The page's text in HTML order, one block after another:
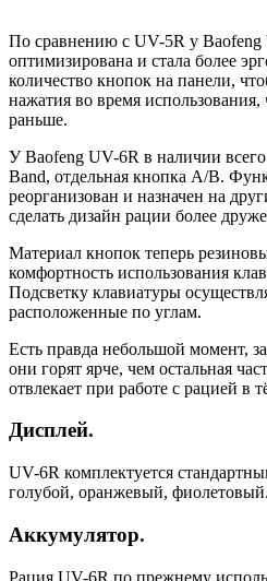
По сравнению с UV-5R у Baofeng
оптимизирована и стала более
количество кнопок на панели,
нажатия во время использования,
раньше.
У Baofeng UV-6R в наличии
Band, отдельная кнопка A/B.
реорганизован и назначен на
сделать дизайн рации более
Материал кнопок теперь
комфортность использования
Подсветку клавиатуры
расположенные по углам.
Есть правда небольшой момент,
они горят ярче, чем остальная
отвлекает при работе с рацией в
Дисплей.
UV-6R комплектуется
голубой, оранжевый, фиолетовый.
Аккумулятор.
Рация UV-6R по прежнему